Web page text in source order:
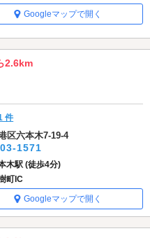
Googleマップで開く
2.6km
件
区六本木7-19-4
1571
木駅 (徒歩4分)
町IC
Googleマップで開く